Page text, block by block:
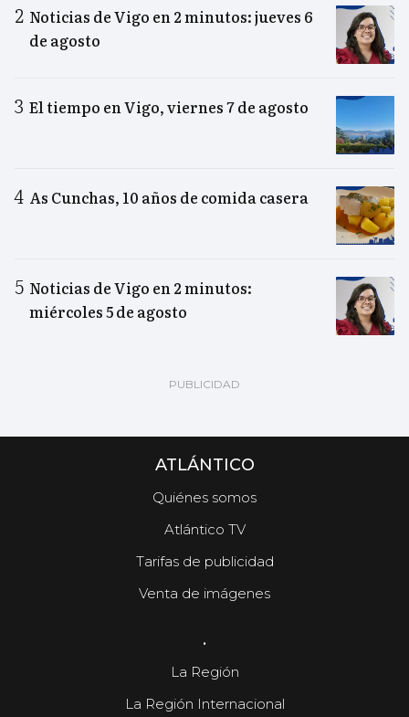
Noticias de Vigo en 2 minutos: jueves 6
de agosto
El tiempo en Vigo, viernes 7 de agosto
As Cunchas, 10 años de comida casera
Noticias de Vigo en 2 minutos:
miércoles 5 de agosto
ATLÁNTICO
Quiénes somos
Atlántico TV
Tarifas de publicidad
Venta de imágenes
.
La Región
La Región Internacional